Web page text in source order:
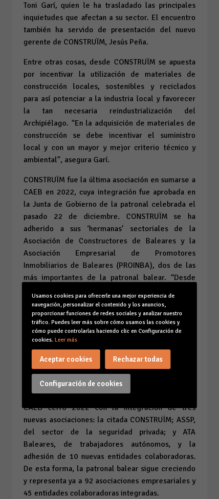
Toni Garí, quien le ha trasladado las principales
inquietudes que afectan a su sector. El encuentro
también ha servido de presentación del nuevo
gerente de CONSTRUÏM, Jesús Peña.
Entre otras cosas, desde CONSTRUÏM se apuesta
por incentivar la utilización de materiales de
construcción locales, sostenibles y reciclados
para así potenciar a la industria local y favorecer
la tan necesaria reindustrialización del
Archipiélago. “En la adquisición de materiales de
construcción se debe incentivar el suministro
local y con un mayor y mejor criterio técnico y
ambiental”, asegura Garí.
CONSTRUÏM fue la última asociación en sumarse a
CAEB en 2022, cuya integración fue aprobada en
la Junta de Gobierno de la patronal celebrada el
pasado 22 de diciembre. CONSTRUÏM se ha
adherido a sus ‘hermanas’ sectoriales de la
Asociación de Constructores de Baleares y la
Asociación Empresarial de Promotores
Inmobiliarios de Baleares (PROINBA), dos de las
más importantes de la patronal balear. “Desde
nuestras asociaciones y entidades colaboradoras,
a la par que seguimos creciendo y aumentando
nuestro peso como patronal empresarial
aglutinando en una sola voz los intereses,
preocupaciones y defensa del tejido empresarial
de Baleares, tanto dentro del Archipiélago como
a nivel nacional e internacional”, asegura la
presidenta Carmen Planas.
CAEB cerró 2022 con la integración de tres
nuevas asociaciones: la citada CONSTRUÏM; ASSP,
del sector de la seguridad privada; y ATA
Baleares, de trabajadores autónomos, y la
adhesión de 10 nuevas entidades colaboradoras.
De esta forma, la patronal balear sigue creciendo
y representa ya a 92 asociaciones empresariales y
45 entidades colaboradoras integradas.
Usamos cookies para ofrecerle una mejor experiencia de
navegación, personalizar el contenido y los anuncios,
proporcionar funciones de redes sociales y analizar nuestro
tráfico. Puedes leer más sobre cómo usamos las cookies y
cómo puede controlarlas haciendo clic en Configuración de
cookies. Leer más
Configuración de cookies
Aceptar cookies Rechazar todas